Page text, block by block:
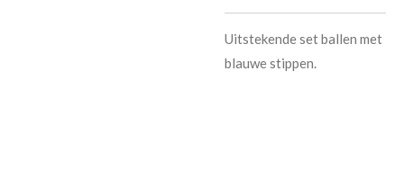
Uitstekende set ballen met
blauwe stippen.